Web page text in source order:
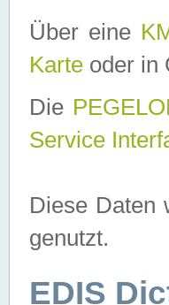
Über eine
Karte oder in
Die
Service
Diese Daten
genutzt.
EDIS